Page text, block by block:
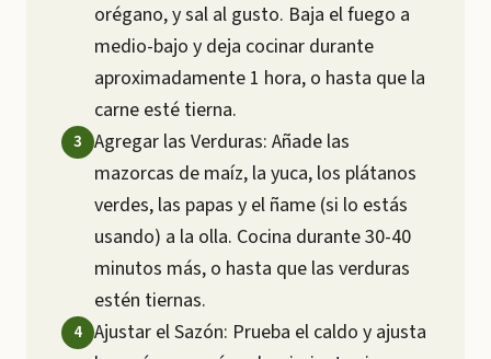
orégano, y sal al gusto. Baja el fuego a
medio-bajo y deja cocinar durante
aproximadamente 1 hora, o hasta que la
carne esté tierna.
Agregar las Verduras: Añade las
mazorcas de maíz, la yuca, los plátanos
verdes, las papas y el ñame (si lo estás
usando) a la olla. Cocina durante 30-40
minutos más, o hasta que las verduras
estén tiernas.
Ajustar el Sazón: Prueba el caldo y ajusta